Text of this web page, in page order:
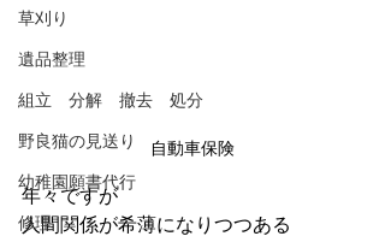
草刈り
遺品整理
組立 分解 撤去 処分
野良猫の見送り
幼稚園願書代行
修理
自動車保険
年々ですが
人間関係が希薄になりつつある